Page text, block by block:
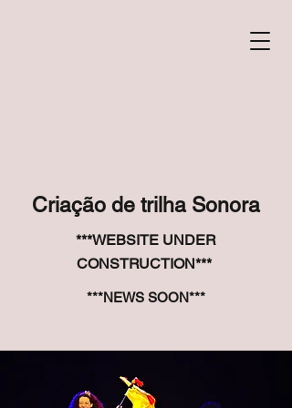
Criação de trilha Sonora
***WEBSITE UNDER
CONSTRUCTION***
***NEWS SOON***